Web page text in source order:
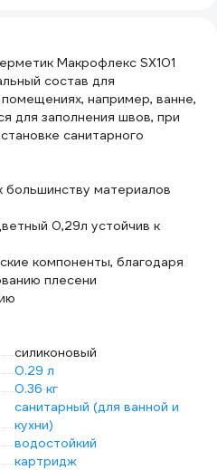
Макрофлекс SX101
состав для
например, ванне,
для заполнения швов, при
санитарного
большинству материалов
0,29л устойчив к
компоненты, благодаря
плесени
силиконовый
0.29 л
0.36 кг
санитарный (для ванной и
кухни)
водостойкий
картридж